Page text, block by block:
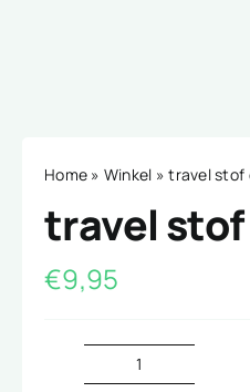
Home » Winkel »travel stof
travel
€9,95
travel